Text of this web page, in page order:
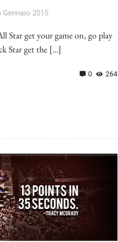
Gennaio 2015
Star get your game on, go play
Star get the […]
0 264